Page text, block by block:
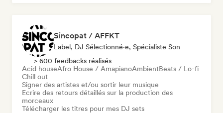
Sincopat / AFFKT
Label, DJ Sélectionné·e, Spécialiste Son
> 600 feedbacks réalisés
Acid houseAfro House / AmapianoAmbientBeats / Lo-fi
Chill out
Signer des artistes et/ou sortir leur musique
Ecrire des retours détaillés sur la production des
morceaux
Télécharger les titres pour mes DJ sets